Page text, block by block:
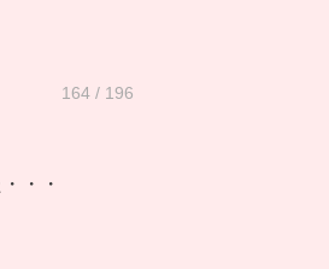
164 / 196
・・